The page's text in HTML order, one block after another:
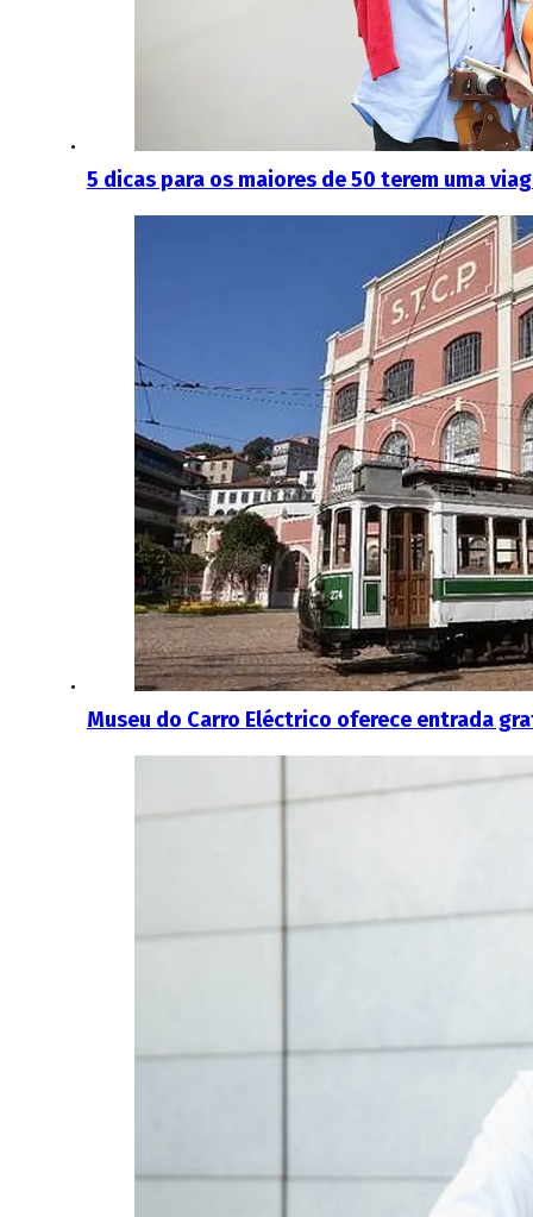
5 dicas para os maiores de 50 terem uma
Museu do Carro Eléctrico oferece entrada